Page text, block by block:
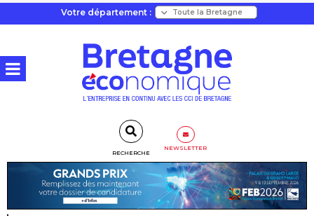
Votre département :
RECHERCHE
NEWSLETTER